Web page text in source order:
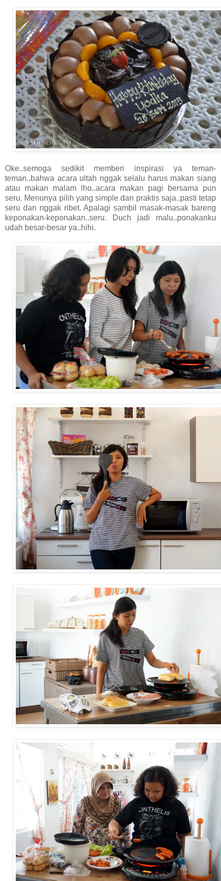
Oke..semoga sedikit memberi inspirasi ya teman-
teman..bahwa acara ultah nggak selalu harus makan siang
atau makan malam lho..acara makan pagi bersama pun
seru. Menunya pilih yang simple dan praktis saja..pasti tetap
seru dan nggak ribet. Apalagi sambil masak-masak bareng
keponakan-keponakan..seru. Duch jadi malu..ponakanku
udah besar-besar ya..hihi.